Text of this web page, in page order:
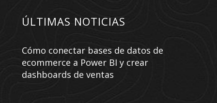
ÚLTIMAS NOTICIAS
Cómo conectar bases de datos de
ecommerce a Power BI y crear
dashboards de ventas